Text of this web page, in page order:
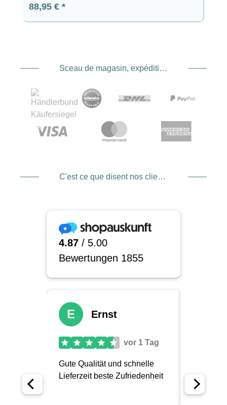
Prix régulier :
88,95 €
Sceau de magasin, expédition et expédition. Prestataire de services de paiement
C'est ce que disent nos clients